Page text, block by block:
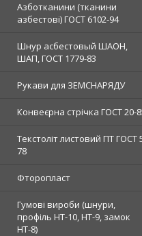
Азботканини (тканини
азбестові) ГОСТ 6102-94
Шнур асбестовый ШАОН,
ШАП, ГОСТ 1779-83
Рукави для ЗЕМСНАРЯДУ
Конвеєрна стрічка ГОСТ 20-
Текстоліт листовий ПТ ГОСТ
78
Фторопласт
Гумові вироби (шнури,
профіль НТ-10, НТ-9, замок
НТ-8)